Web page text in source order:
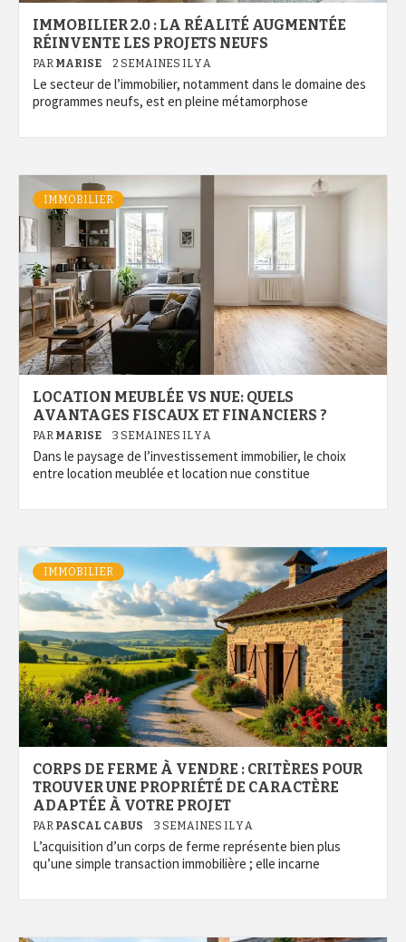
IMMOBILIER 2.0 : LA RÉALITÉ AUGMENTÉE
RÉINVENTE LES PROJETS NEUFS
PAR MARISE 2 SEMAINES IL Y A
Le secteur de l’immobilier, notamment dans le domaine des
programmes neufs, est en pleine métamorphose
IMMOBILIER
LOCATION MEUBLÉE VS NUE: QUELS
AVANTAGES FISCAUX ET FINANCIERS ?
PAR MARISE 3 SEMAINES IL Y A
Dans le paysage de l’investissement immobilier, le choix
entre location meublée et location nue constitue
IMMOBILIER
CORPS DE FERME À VENDRE : CRITÈRES POUR
TROUVER UNE PROPRIÉTÉ DE CARACTÈRE
ADAPTÉE À VOTRE PROJET
PAR PASCAL CABUS 3 SEMAINES IL Y A
L’acquisition d’un corps de ferme représente bien plus
qu’une simple transaction immobilière ; elle incarne